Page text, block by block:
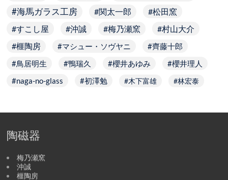
海馬ガラス工房 関太一郎
松田窯
すこし屋
沖誠 梅乃瀬窯 村山大介
榧陶房 マシュー・ソヴヤニ
齊藤十郎
鳥居明生
鴨瑞久 櫻井あゆみ
櫻井理人
naga-no-glass
初澤勉 木下富雄 林宏泰
陶磁器
梅乃瀬窯
沖誠
榧陶房